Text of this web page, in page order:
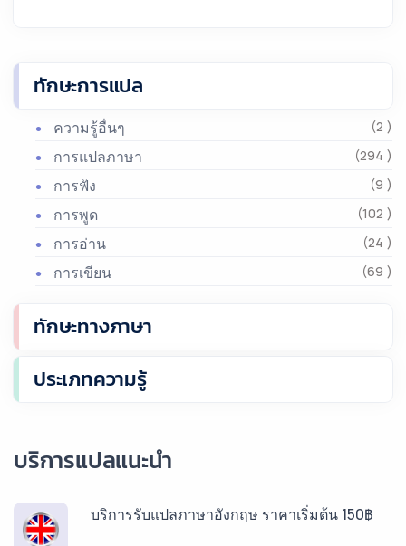
ทักษะการแปล
ความรู้อื่นๆ (2 )
การแปลภาษา (294 )
การฟัง (9 )
การพูด (102 )
การอ่าน (24 )
การเขียน (69 )
ทักษะทางภาษา
ประเภทความรู้
บริการแปลแนะนำ
บริการรับแปลภาษาอังกฤษ ราคาเริ่มต้น 150฿